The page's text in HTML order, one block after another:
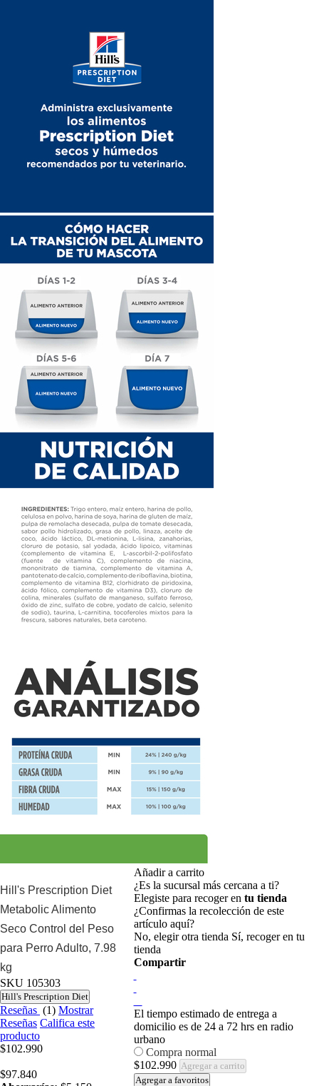
Hill's Prescription Diet
Metabolic Alimento
Seco Control del Peso
para Perro Adulto, 7.98
kg
SKU 105303
Hill's Prescription Diet
Reseñas (1) Mostrar
Reseñas Califica este
producto
$102.990
$97.840
Añadir a carrito
¿Es la sucursal más cercana a ti?
Elegiste para recoger en tu tienda
¿Confirmas la recolección de este
artículo aquí?
No, elegir otra tienda Sí, recoger en tu
tienda
Compartir
El tiempo estimado de entrega a
domicilio es de 24 a 72 hrs en radio
urbano
Compra normal
$102.990 Agregar a carrito
Agregar a favoritos